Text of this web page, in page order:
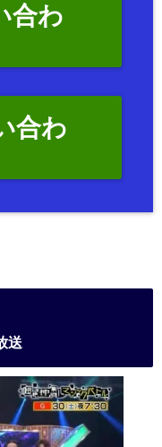
合わ
合わ
送